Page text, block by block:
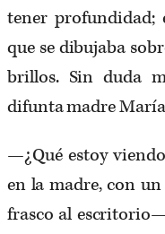
tener profundidad;
que se dibujaba
brillos. Sin duda
difunta madre
—¿Qué estoy
en la madre, con
frasco al